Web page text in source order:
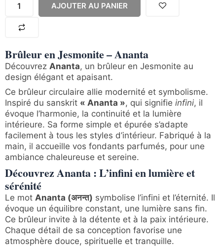
AJOUTER AU PANIER
Brûleur en Jesmonite – Ananta
Découvrez Ananta, un brûleur en Jesmonite au
design élégant et apaisant.
Ce brûleur circulaire allie modernité et symbolisme.
Inspiré du sanskrit « Ananta », qui signifie infini, il
évoque l’harmonie, la continuité et la lumière
intérieure. Sa forme simple et épurée s’adapte
facilement à tous les styles d’intérieur. Fabriqué à la
main, il accueille vos fondants parfumés, pour une
ambiance chaleureuse et sereine.
Découvrez Ananta : L’infini en lumière et
sérénité
Le mot Ananta (अनन्त) symbolise l’infini et l’éternité. Il
évoque un équilibre constant, une lumière sans fin.
Ce brûleur invite à la détente et à la paix intérieure.
Chaque détail de sa conception favorise une
atmosphère douce, spirituelle et tranquille.